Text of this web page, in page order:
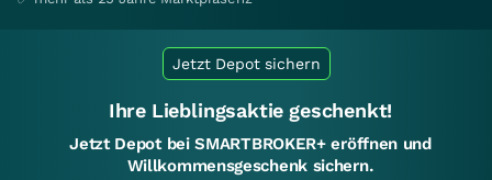
Jetzt Depot sichern
Ihre Lieblingsaktie geschenkt!
Jetzt Depot bei SMARTBROKER+ eröffnen und
Willkommensgeschenk sichern.